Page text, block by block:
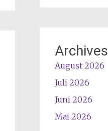
Archives
August 2026
Juli 2026
Juni 2026
Mai 2026